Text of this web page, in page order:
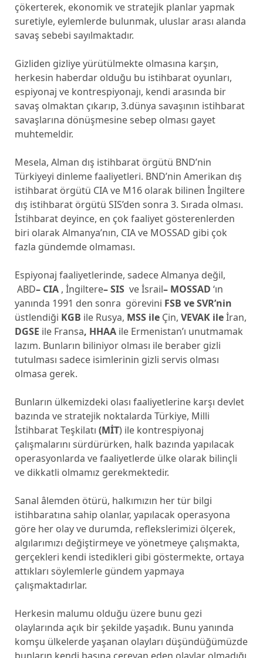
çökerterek, ekonomik ve stratejik planlar yapmak
suretiyle, eylemlerde bulunmak, uluslar arası alanda
savaş sebebi sayılmaktadır.
Gizliden gizliye yürütülmekte olmasına karşın,
herkesin haberdar olduğu bu istihbarat oyunları,
espiyonaj ve kontrespiyonajı, kendi arasında bir
savaş olmaktan çıkarıp, 3.dünya savaşının istihbarat
savaşlarına dönüşmesine sebep olması gayet
muhtemeldir.
Mesela, Alman dış istihbarat örgütü BND’nin
Türkiyeyi dinleme faaliyetleri. BND’nin Amerikan dış
istihbarat örgütü CIA ve M16 olarak bilinen İngiltere
dış istihbarat örgütü SIS’den sonra 3. Sırada olması.
İstihbarat deyince, en çok faaliyet gösterenlerden
biri olarak Almanya’nın, CIA ve MOSSAD gibi çok
fazla gündemde olmaması.
Espiyonaj faaliyetlerinde, sadece Almanya değil,
ABD– CIA, İngiltere– SISve İsrail– MOSSAD ‘ın
yanında 1991 den sonra görevini FSB ve SVR’nin
üstlendiği KGB ile Rusya, MSS ile Çin, VEVAK ileİran,
DGSE ile Fransa, HHAA ile Ermenistan’ı unutmamak
lazım. Bunların biliniyor olması ile beraber gizli
tutulması sadece isimlerinin gizli servis olması
olmasa gerek.
Bunların ülkemizdeki olası faaliyetlerine karşı devlet
bazında ve stratejik noktalarda Türkiye, Milli
İstihbarat Teşkilatı (MİT) ile kontrespiyonaj
çalışmalarını sürdürürken, halk bazında yapılacak
operasyonlarda ve faaliyetlerde ülke olarak bilinçli
ve dikkatli olmamız gerekmektedir.
Sanal âlemden ötürü, halkımızın her tür bilgi
istihbaratına sahip olanlar, yapılacak operasyona
göre her olay ve durumda, reflekslerimizi ölçerek,
algılarımızı değiştirmeye ve yönetmeye çalışmakta,
gerçekleri kendi istedikleri gibi göstermekte, ortaya
attıkları söylemlerle gündem yapmaya
çalışmaktadırlar.
Herkesin malumu olduğu üzere bunu gezi
olaylarında açık bir şekilde yaşadık. Bunu yanında
komşu ülkelerde yaşanan olayları düşündüğümüzde